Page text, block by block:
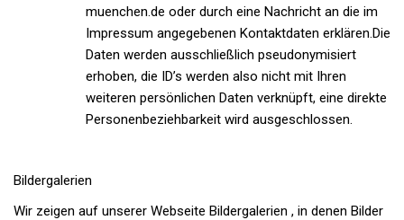
muenchen.de oder durch eine Nachricht an die im
Impressum angegebenen Kontaktdaten erklären.Die
Daten werden ausschließlich pseudonymisiert
erhoben, die ID’s werden also nicht mit Ihren
weiteren persönlichen Daten verknüpft, eine direkte
Personenbeziehbarkeit wird ausgeschlossen.
Bildergalerien
Wir zeigen auf unserer Webseite Bildergalerien , in denen Bilder